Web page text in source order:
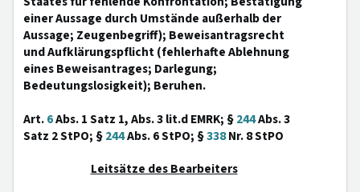
einer Aussage durch Umstände außerhalb der
Aussage; Zeugenbegriff); Beweisantragsrecht
und Aufklärungspflicht (fehlerhafte Ablehnung
eines Beweisantrages; Darlegung;
Bedeutungslosigkeit); Beruhen.
Art.6Abs. 1 Satz 1, Abs. 3 lit.d EMRK; §244Abs. 3
Satz 2 StPO; §244Abs. 6 StPO; §338Nr. 8 StPO
Leitsätze des Bearbeiters